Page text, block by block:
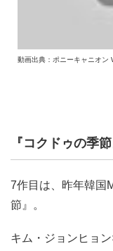
動画出典：ポニーキャニオン
『コクドゥの季
7作目は、昨年韓国
節』。
キム・ジョンヒョ